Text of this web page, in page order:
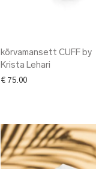
kõrvamansett CUFF by
Krista Lehari
€ 75.00